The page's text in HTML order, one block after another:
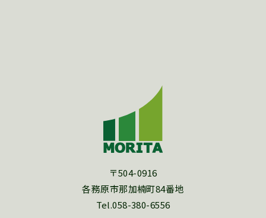
〒504-0916
各務原市那加楠町84番地
Tel.058-380-6556